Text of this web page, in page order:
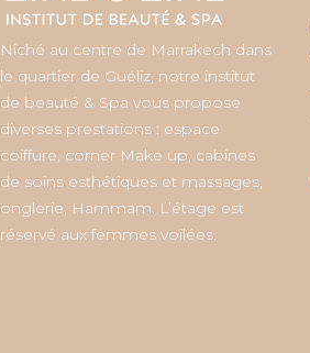
Niché au centre de Marrakech dans
le quartier de Guéliz, notre institut
de beauté & Spa vous propose
diverses prestations : espace
coiffure, corner Make up, cabines
de soins esthétiques et massages,
onglerie, Hammam. L’étage est
réservé aux femmes voilées.